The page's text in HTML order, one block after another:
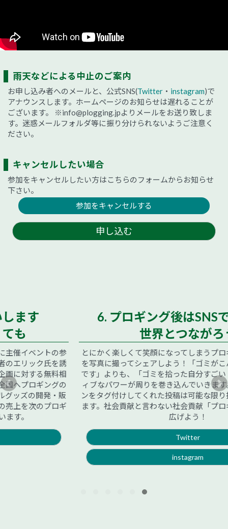
雨天などによる中止のご案内
お申し込み者へのメールと、公式SNS(Twitter ・ instagram)で
アナウンスします。ホームページのお知らせは遅れることが
ございます。
※info@plogging.jpよりメールをお送り致しま
す。迷惑メールフォルダ等に振り分けられないようご注意く
ださい。
キャンセルしたい場合
参加をキャンセルしたい方はこちらのフォームからお知らせ
下さい。
参加をキャンセルする
申し込む
6. プロギング後はSNSでシェア！
世界とつながろう
とにかく楽しくて笑顔になってしまうプロギング。その一場面
を写真に撮ってシェアしよう！「ゴミがこんなにあって悲しい
です」よりも、「ゴミを拾った自分すごい！」。そんなポジテ
ィブなパワーが周りを巻き込んでいきます。プロギングジャパ
ンをタグ付けしてくれた投稿は可能な限り拡散させていただき
ます。社会貢献と言わない社会貢献「プロギング」をみんなで